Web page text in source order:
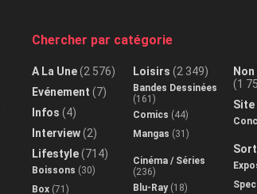
Chercher par catégorie
A La Une(2 576)
Evénement (7)
Infos (4)
Interview(2)
Lifestyle(714)
Boissons (30)
Box (71)
Loisirs (2 349)
Bandes Dessinées
(161)
Comics (44)
Mangas (31)
Cinéma / Séries
(236)
Blu-Ray(18)
(1
Site